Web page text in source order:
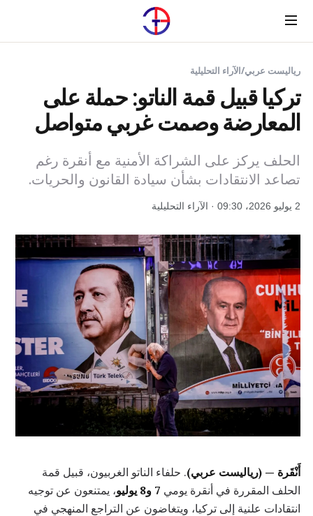
Menu
رياليست عربي/الآراء التحليلية
تركيا قبيل قمة الناتو: حملة على
المعارضة وصمت غربي متواصل
الحلف يركز على الشراكة الأمنية مع أنقرة رغم
تصاعد الانتقادات بشأن سيادة القانون والحريات.
2 يوليو 2026، 09:30 · الآراء التحليلية
أَنْقَرة — (رياليست عربي). حلفاء الناتو الغربيون، قبيل قمة
الحلف المقررة في أنقرة يومي 7 و8 يوليو
، يمتنعون عن توجيه
انتقادات علنية إلى تركيا، ويتغاضون عن التراجع المنهجي في